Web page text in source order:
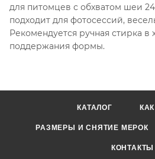
для питомцев с обхватом шеи
подходит для фотосессий,
Рекомендуется ручная стирка в
поддержания формы.
КАТАЛОГ
РАЗМЕРЫ И СНЯТИЕ МЕРОК
КОНТАКТЫ